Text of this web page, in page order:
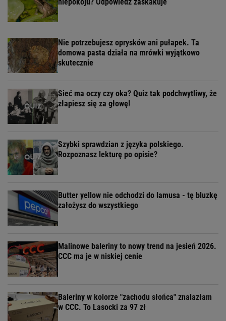
Nie potrzebujesz oprysków ani pułapek. Ta
domowa pasta działa na mrówki wyjątkowo
skutecznie
Sieć ma oczy czy oka? Quiz tak podchwytliwy, że
złapiesz się za głowę!
Szybki sprawdzian z języka polskiego.
Rozpoznasz lekturę po opisie?
Butter yellow nie odchodzi do lamusa - tę bluzkę
założysz do wszystkiego
Malinowe baleriny to nowy trend na jesień 2026.
CCC ma je w niskiej cenie
Baleriny w kolorze "zachodu słońca" znalazłam
w CCC. To Lasocki za 97 zł